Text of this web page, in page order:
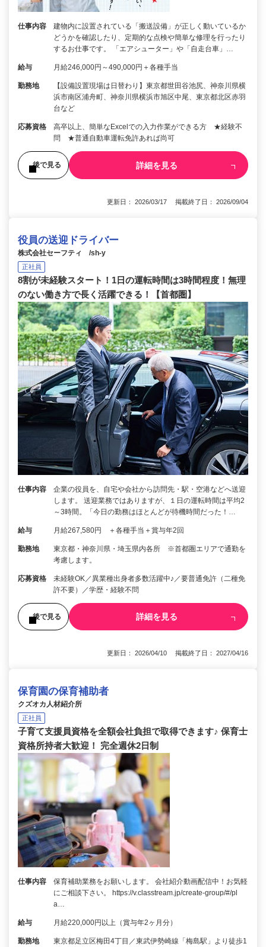
仕事内容
建物内に設置されている「搬送設備」が正しく動いているか
どうかを確認したり、定期的な点検や簡単な修理を行ったり
するお仕事です。 「エアシューター」や「自走台車」…
給与 月給246,000円～490,000円＋各種手当
勤務地
【設備設置現場は日替わり】東京都世田谷池尻、神奈川県横
浜市南区浦舟町、神奈川県横浜市旭区中尾、東京都北区赤羽
台など
応募資格
高卒以上、簡単なExcelでの入力作業ができる方 ★経験不
問 ★普通自動車運転免許あれば尚可
後で見る 詳細を見る
更新日： 2026/03/17 掲載終了日： 2026/09/04
役員の送迎ドライバー
株式会社セーフティ /sh-y
正社員
8割が未経験スタート！1日の運転時間は3時間程度！無理
のない働き方で長く活躍できる！【首都圏】
仕事内容
企業の役員を、自宅や会社から訪問先・駅・空港などへ送迎
します。 送迎業務ではありますが、１日の運転時間は平均2
～3時間。「今日の勤務はほとんどが待機時間だった！…
給与 月給267,580円 ＋各種手当＋賞与年2回
勤務地
東京都・神奈川県・埼玉県内各所 ※首都圏エリアで通勤を
考慮します。
応募資格
未経験OK／異業種出身者多数活躍中♪／要普通免許（二種免
許不要）／学歴・経験不問
後で見る 詳細を見る
更新日： 2026/04/10 掲載終了日： 2027/04/16
保育園の保育補助者
クズオカ人材紹介所
正社員
子育て支援員資格を全額会社負担で取得できます♪ 保育士
資格所持者大歓迎！ 完全週休2日制
仕事内容
保育補助業務をお願いします。 会社紹介動画配信中！お気軽
にご相談下さい。 https://v.classtream.jp/create-group/#/pl
a…
給与 月給220,000円以上（賞与年2ヶ月分）
勤務地
東京都足立区梅田4丁目／東武伊勢崎線「梅島駅」より徒歩1